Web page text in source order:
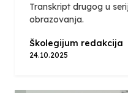
Transkript drugog u
obrazovanja.
Školegijum redakcija
24.10.2025